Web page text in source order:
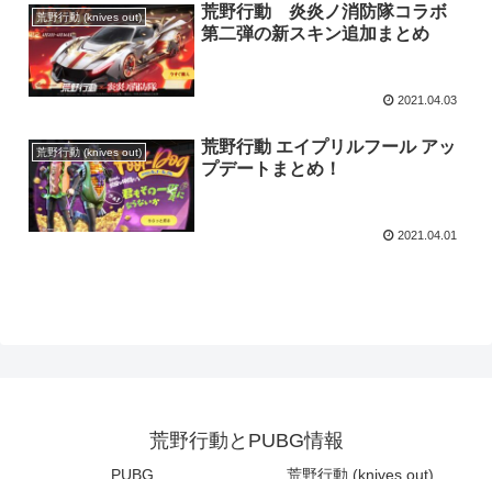
荒野行動 (knives out)
荒野行動 炎炎ノ消防隊コラボ
第二弾の新スキン追加まとめ
2021.04.03
荒野行動 (knives out)
荒野行動 エイプリルフール アッ
プデートまとめ！
2021.04.01
荒野行動とPUBG情報
PUBG 荒野行動 (knives out)